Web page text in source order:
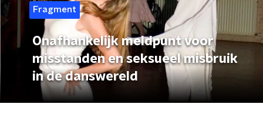
Fragment
Onafhankelijk meldpunt voor
misstanden en seksueel misbruik
in de danswereld